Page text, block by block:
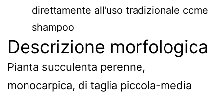
direttamente all’uso tradizionale come
shampoo
Descrizione morfologica
Pianta succulenta perenne,
monocarpica, di taglia piccola-media